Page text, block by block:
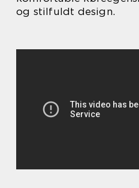
og stilfuldt design.